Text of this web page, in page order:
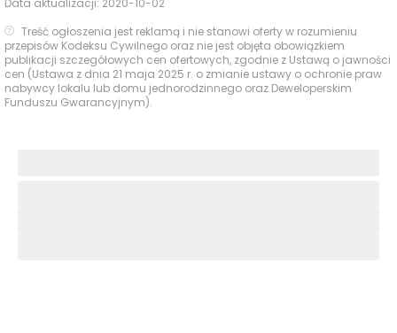
Data aktualizacji: 2020-10-02
Treść ogłoszenia jest reklamą i nie stanowi oferty w rozumieniu
przepisów Kodeksu Cywilnego oraz nie jest objęta obowiązkiem
publikacji szczegółowych cen ofertowych, zgodnie z Ustawą o jawności
cen (Ustawa z dnia 21 maja 2025 r. o zmianie ustawy o ochronie praw
nabywcy lokalu lub domu jednorodzinnego oraz Deweloperskim
Funduszu Gwarancyjnym).